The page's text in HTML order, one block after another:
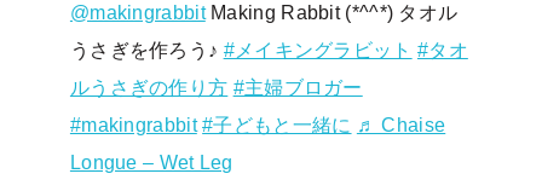
@makingrabbitMaking Rabbit (*^^*) タオル
うさぎを作ろう♪ #メイキングラビット #タオ
ルうさぎの作り方 #主婦ブロガー
#makingrabbit #子どもと一緒に ♬ Chaise
Longue – Wet Leg